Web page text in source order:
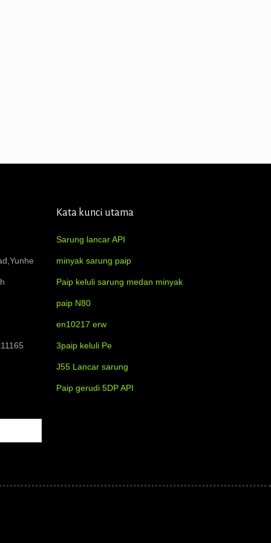
Kata kunci utama
Sarung lancar API
minyak sarung paip
Paip keluli sarung medan minyak
paip N80
en10217 erw
3paip keluli Pe
J55 Lancar sarung
Paip gerudi 5DP API